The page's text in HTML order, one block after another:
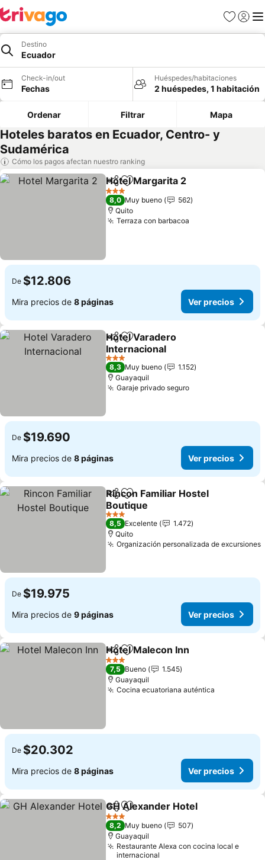
Favoritos
Iniciar
Destino
Ecuador
Check-in/out
Fechas
Huéspedes/habitaciones
2 huéspedes, 1 habitación
Ordenar Filtrar Mapa
Hoteles baratos en Ecuador, Centro- y
Sudamérica
Cómo los pagos afectan nuestro ranking
CompartirAgregar a favoritos
Hotel Margarita 2
3 Estrellas
8,0 Muy bueno
562
Quito
Terraza con barbacoa
De $12.806
Mira precios de 8 páginas Ver precios
CompartirAgregar a favoritos
Hotel Varadero
Internacional
3 Estrellas
8,3 Muy bueno
1.152
Guayaquil
Garaje privado seguro
De $19.690
Mira precios de 8 páginas Ver precios
CompartirAgregar a favoritos
Rincon Familiar Hostel
Boutique
3 Estrellas
8,5 Excelente
1.472
Quito
Organización personalizada de excursiones
De $19.975
Mira precios de 9 páginas Ver precios
CompartirAgregar a favoritos
Hotel Malecon Inn
3 Estrellas
7,5 Bueno
1.545
Guayaquil
Cocina ecuatoriana auténtica
De $20.302
Mira precios de 8 páginas Ver precios
CompartirAgregar a favoritos
GH Alexander Hotel
3 Estrellas
8,2 Muy bueno
507
Guayaquil
Restaurante Alexa con cocina local e
internacional